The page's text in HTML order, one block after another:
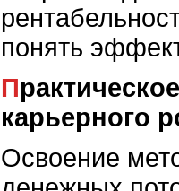
понять
Практическое применение для
карьерного
Освоение